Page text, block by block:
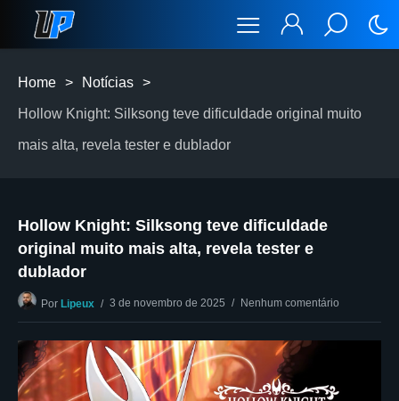
Home > Notícias >
Hollow Knight: Silksong teve dificuldade original muito
mais alta, revela tester e dublador
Hollow Knight: Silksong teve dificuldade
original muito mais alta, revela tester e
dublador
Por Lipeux 3 de novembro de 2025 Nenhum comentário